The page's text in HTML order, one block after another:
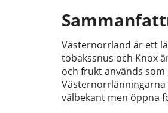
Västernorrland är ett
tobakssnus och Knox
och frukt används
Västernorrlänningarna
välbekant men öppna